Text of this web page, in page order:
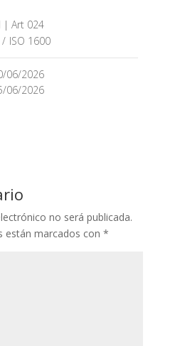
| Art 024
/ ISO 1600
06/2026
06/2026
no será publicada.
están marcados con *